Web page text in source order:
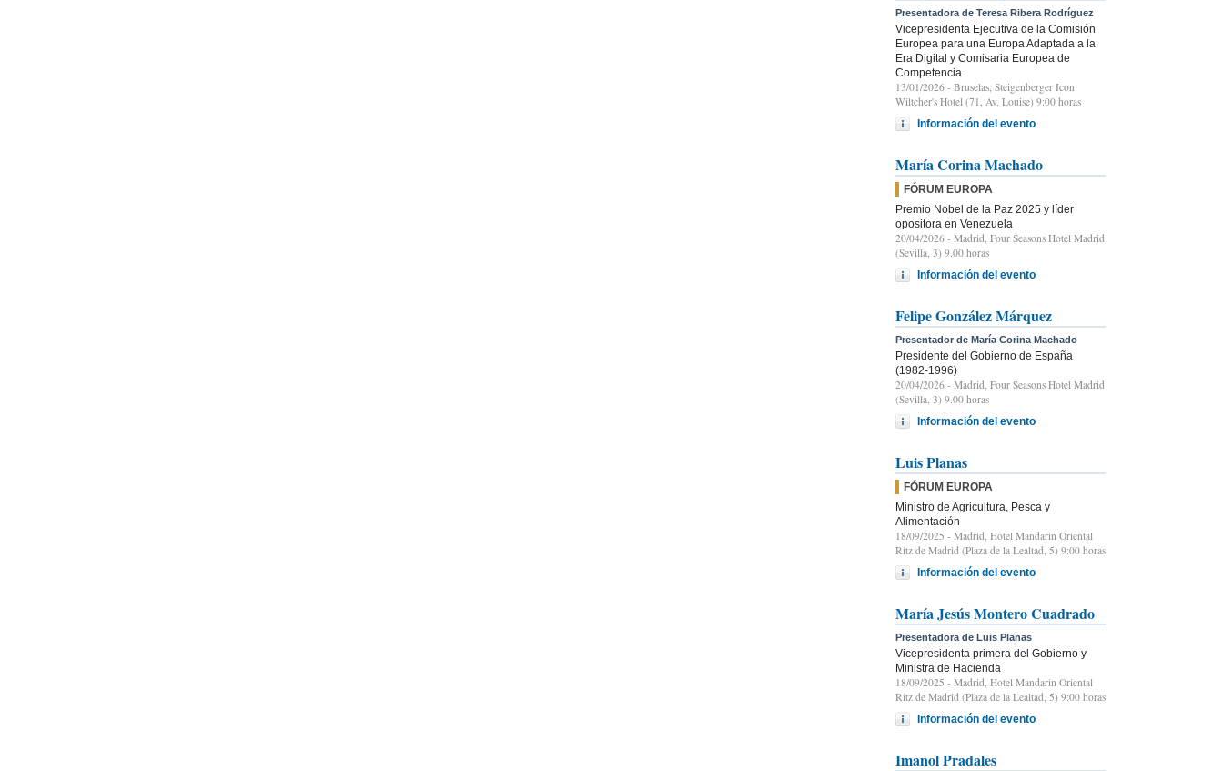
Presentadora de Teresa Ribera Rodríguez
Vicepresidenta Ejecutiva de la Comisión
Europea para una Europa Adaptada a la
Era Digital y Comisaria Europea de
Competencia
13/01/2026 - Bruselas, Steigenberger Icon
Wiltcher's Hotel (71, Av. Louise) 9:00 horas
Información del evento
María Corina Machado
FÓRUM EUROPA
Premio Nobel de la Paz 2025 y líder
opositora en Venezuela
20/04/2026 - Madrid, Four Seasons Hotel Madrid
(Sevilla, 3) 9.00 horas
Información del evento
Felipe González Márquez
Presentador de María Corina Machado
Presidente del Gobierno de España
(1982-1996)
20/04/2026 - Madrid, Four Seasons Hotel Madrid
(Sevilla, 3) 9.00 horas
Información del evento
Luis Planas
FÓRUM EUROPA
Ministro de Agricultura, Pesca y
Alimentación
18/09/2025 - Madrid, Hotel Mandarin Oriental
Ritz de Madrid (Plaza de la Lealtad, 5) 9:00 horas
Información del evento
María Jesús Montero Cuadrado
Presentadora de Luis Planas
Vicepresidenta primera del Gobierno y
Ministra de Hacienda
18/09/2025 - Madrid, Hotel Mandarin Oriental
Ritz de Madrid (Plaza de la Lealtad, 5) 9:00 horas
Información del evento
Imanol Pradales